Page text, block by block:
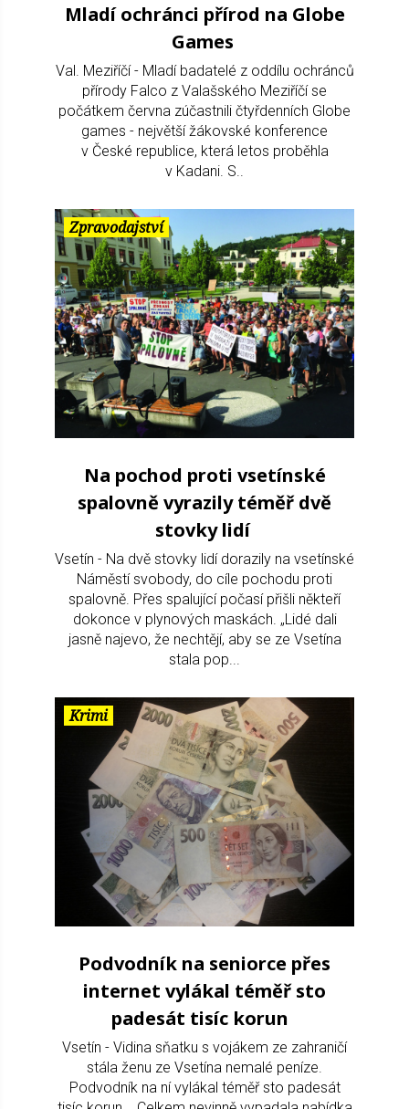
Mladí ochránci přírod na Globe
Games
Val. Meziříčí - Mladí badatelé z oddílu ochránců
přírody Falco z Valašského Meziříčí se
počátkem června zúčastnili čtyřdenních Globe
games - největší žákovské konference
v České republice, která letos proběhla
v Kadani. S..
Zpravodajství
Na pochod proti vsetínské
spalovně vyrazily téměř dvě
stovky lidí
Vsetín - Na dvě stovky lidí dorazily na vsetínské
Náměstí svobody, do cíle pochodu proti
spalovně. Přes spalující počasí přišli někteří
dokonce v plynových maskách. „Lidé dali
jasně najevo, že nechtějí, aby se ze Vsetína
stala pop...
Krimi
Podvodník na seniorce přes
internet vylákal téměř sto
padesát tisíc korun
Vsetín - Vidina sňatku s vojákem ze zahraničí
stála ženu ze Vsetína nemalé peníze.
Podvodník na ní vylákal téměř sto padesát